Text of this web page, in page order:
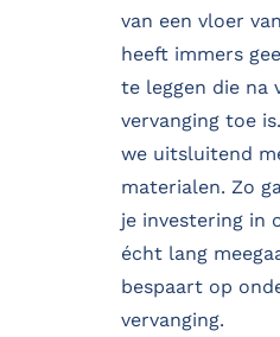
van een vloer
heeft immers
te leggen die na
vervanging toe
we uitsluitend
materialen. Zo
je investering in
écht lang
bespaart op
vervanging.